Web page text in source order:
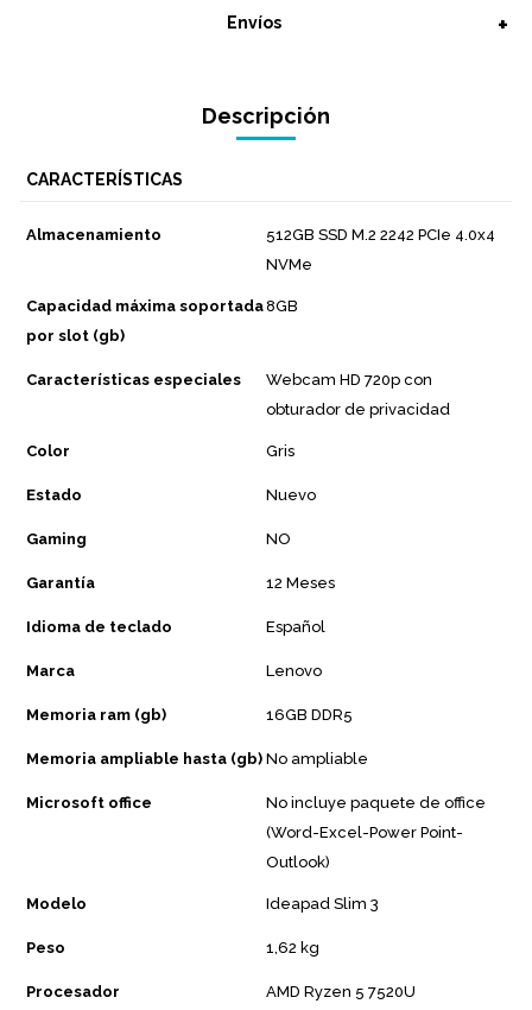
Envíos
Descripción
CARACTERÍSTICAS
Almacenamiento
512GB SSD M.2 2242 PCIe 4.0x4
NVMe
Capacidad máxima soportada
por slot (gb)
8GB
Características especiales
Webcam HD 720p con
obturador de privacidad
Color Gris
Estado Nuevo
Gaming NO
Garantía 12 Meses
Idioma de teclado Español
Marca Lenovo
Memoria ram (gb) 16GB DDR5
Memoria ampliable hasta (gb) No ampliable
Microsoft office
No incluye paquete de office
(Word-Excel-Power Point-
Outlook)
Modelo Ideapad Slim 3
Peso 1,62 kg
Procesador AMD Ryzen 5 7520U